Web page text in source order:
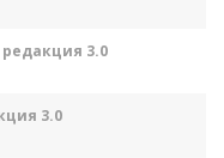
3.0
3.0